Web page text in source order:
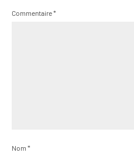
Commentaire*
Nom *